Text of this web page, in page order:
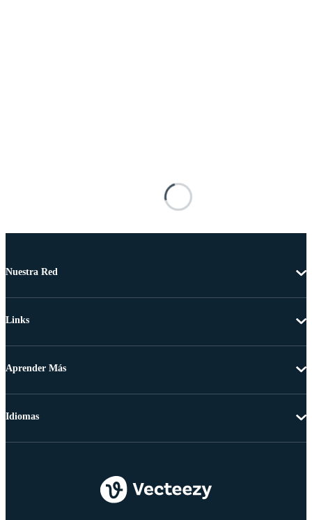
Nuestra Red
Links
Aprender Más
Idiomas